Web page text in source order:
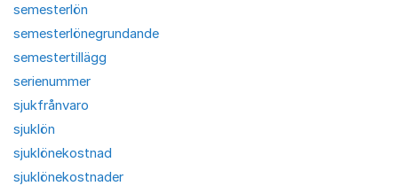
semesterlön
semesterlönegrundande
semestertillägg
serienummer
sjukfrånvaro
sjuklön
sjuklönekostnad
sjuklönekostnader